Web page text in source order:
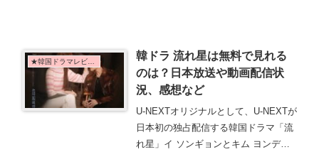
★韓国ドラマレビュー
韓ドラ 流れ星は無料で見れる
のは？日本放送や動画配信状
況、感想など
U-NEXTオリジナルとして、U-NEXTが
日本初の独占配信する韓国ドラマ「流
れ星」イ ソンギョンとキム ヨンデ主